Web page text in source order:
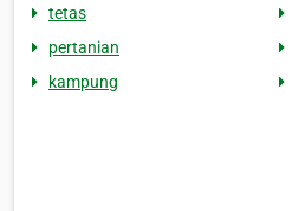
tetas
pertanian
kampung